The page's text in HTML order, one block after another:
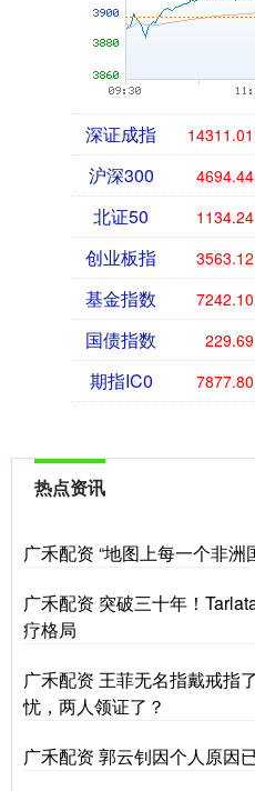
深证成指 14311.01
沪深300 4694.44
北证50 1134.24
创业板指 3563.12
基金指数 7242.10
国债指数 229.69
期指IC0 7877.80
热点资讯
广禾配资 “地图上每一个非
广禾配资 突破三十年！
疗格局
广禾配资 王菲无名指戴戒指
忧，两人领证了？
广禾配资 郭云钊因个人原因